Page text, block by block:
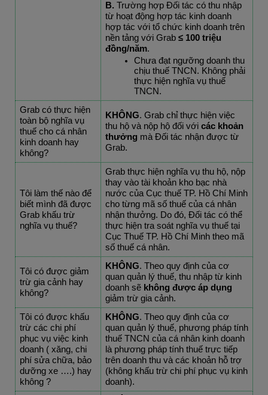
B. Trường hợp Đối tác có thu nhập
từ hoạt động hợp tác kinh doanh
hợp tác với tổ chức kinh doanh trên
nền tảng với Grab ≤ 100 triệu
đồng/năm.
Chưa đạt ngưỡng doanh thu
chịu thuế TNCN. Không phải
thực hiện nghĩa vụ thuế
TNCN.
Grab có thực hiện
toàn bộ nghĩa vụ
thuế cho cá nhân
kinh doanh hay
không?
KHÔNG. Grab chỉ thực hiện việc
thu hộ và nộp hộ đối với các khoản
thưởng mà Đối tác nhận được từ
Grab.
Tôi làm thế nào để
biết mình đã được
Grab khấu trừ
nghĩa vụ thuế?
Grab thực hiện nghĩa vụ thu hộ, nộp
thay vào tài khoản kho bạc nhà
nước của Cục thuế TP. Hồ Chí Minh
cho từng mã số thuế của cá nhân
nhận thưởng. Do đó, Đối tác có thể
thực hiện tra soát nghĩa vụ thuế tại
Cục Thuế TP. Hồ Chí Minh theo mã
số thuế cá nhân.
Tôi có được giảm
trừ gia cảnh hay
không?
KHÔNG. Theo quy định của cơ
quan quản lý thuế, thu nhập từ kinh
doanh sẽ
giảm trừ gia cảnh.
Tôi có được khấu
trừ các chi phí
phục vụ việc kinh
doanh ( xăng, chi
phí sửa chữa, bảo
dưỡng xe ….) hay
không ?
KHÔNG. Theo quy định của cơ
quan quản lý thuế, phương pháp tính
thuế TNCN của cá nhân kinh doanh
là phương pháp tính thuế trực tiếp
trên doanh thu và các khoản hỗ trợ
(không khấu trừ chi phí phục vụ kinh
doanh).